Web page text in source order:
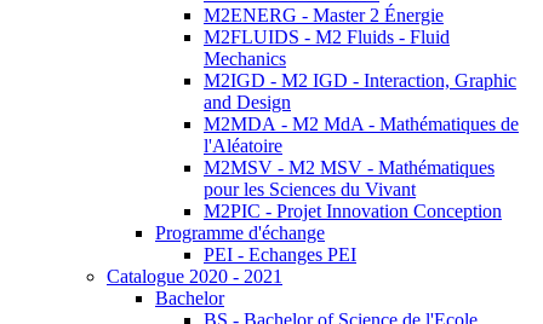
M2ENERG - Master 2 Énergie
M2FLUIDS - M2 Fluids - Fluid
Mechanics
M2IGD - M2 IGD - Interaction, Graphic
and Design
M2MDA - M2 MdA - Mathématiques de
l'Aléatoire
M2MSV - M2 MSV - Mathématiques
pour les Sciences du Vivant
M2PIC - Projet Innovation Conception
Programme d'échange
PEI - Echanges PEI
Catalogue 2020 - 2021
Bachelor
BS - Bachelor of Science de l'Ecole